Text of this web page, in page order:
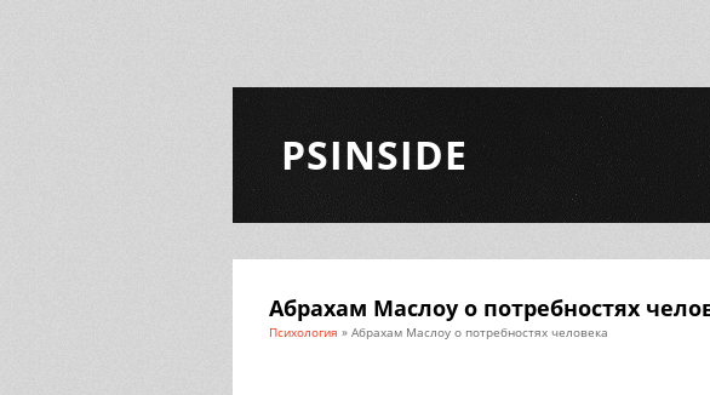
PSINSIDE
Абрахам Маслоу о потребностях
Психология » Абрахам Маслоу о потребностях человека